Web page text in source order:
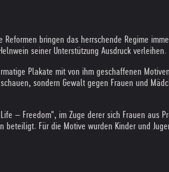
bringen das herrschende Regime
seiner Unterstützung Ausdruck verleihen.
Plakate mit von ihm geschaffenen
sondern Gewalt gegen Frauen und
– Freedom", im Zuge derer sich Frauen aus
Für die Motive wurden Kinder und